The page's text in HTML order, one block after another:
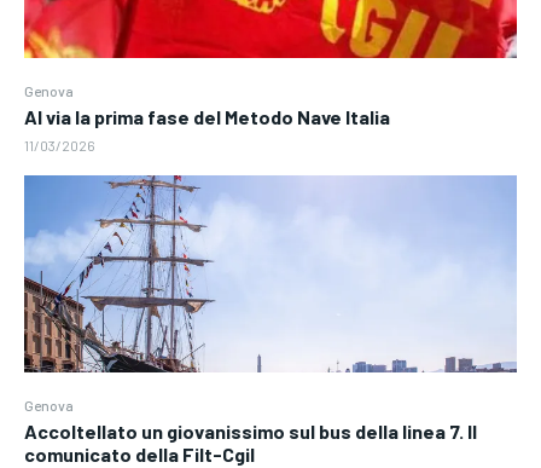
Genova
Al via la prima fase del Metodo Nave Italia
11/03/2026
Genova
Accoltellato un giovanissimo sul bus della linea 7. Il
comunicato della Filt-Cgil